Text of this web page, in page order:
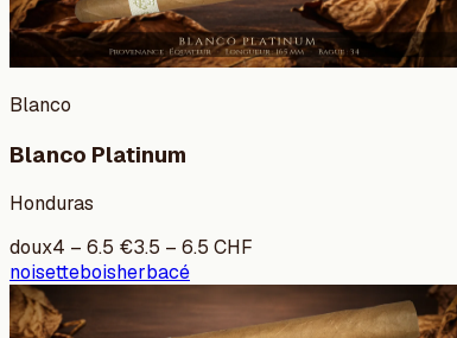
Blanco
Blanco Platinum
Honduras
doux4 – 6.5 €3.5 – 6.5 CHF
noisetteboisherbacé